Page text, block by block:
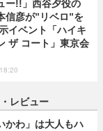
ー!!」西谷夕役の
信彦が”リベロ”を
イベント「ハイキ
ザ コート」東京会
レビュー
かわ」は大人もハ